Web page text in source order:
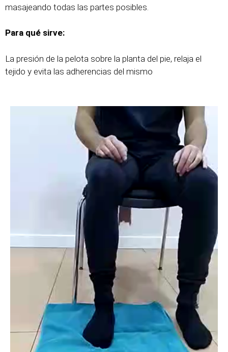
masajeando todas las partes posibles.
Para qué sirve:
La presión de la pelota sobre la planta del pie, relaja el
tejido y evita las adherencias del mismo